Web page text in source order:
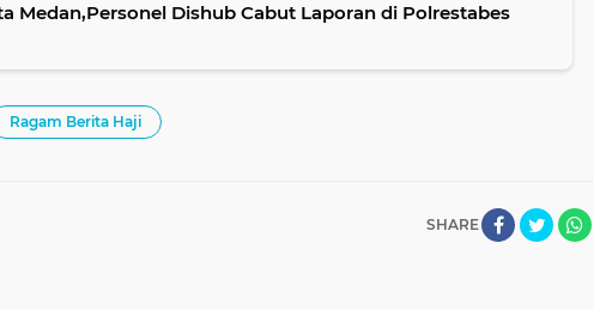
Medan,Personel Dishub Cabut Laporan di Polrestabes
Ragam Berita Haji
SHARE